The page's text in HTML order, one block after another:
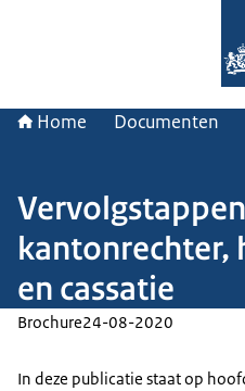
Home Documenten
kantonrechter,
en cassatie
Brochure24-08-2020
In deze publicatie staat op